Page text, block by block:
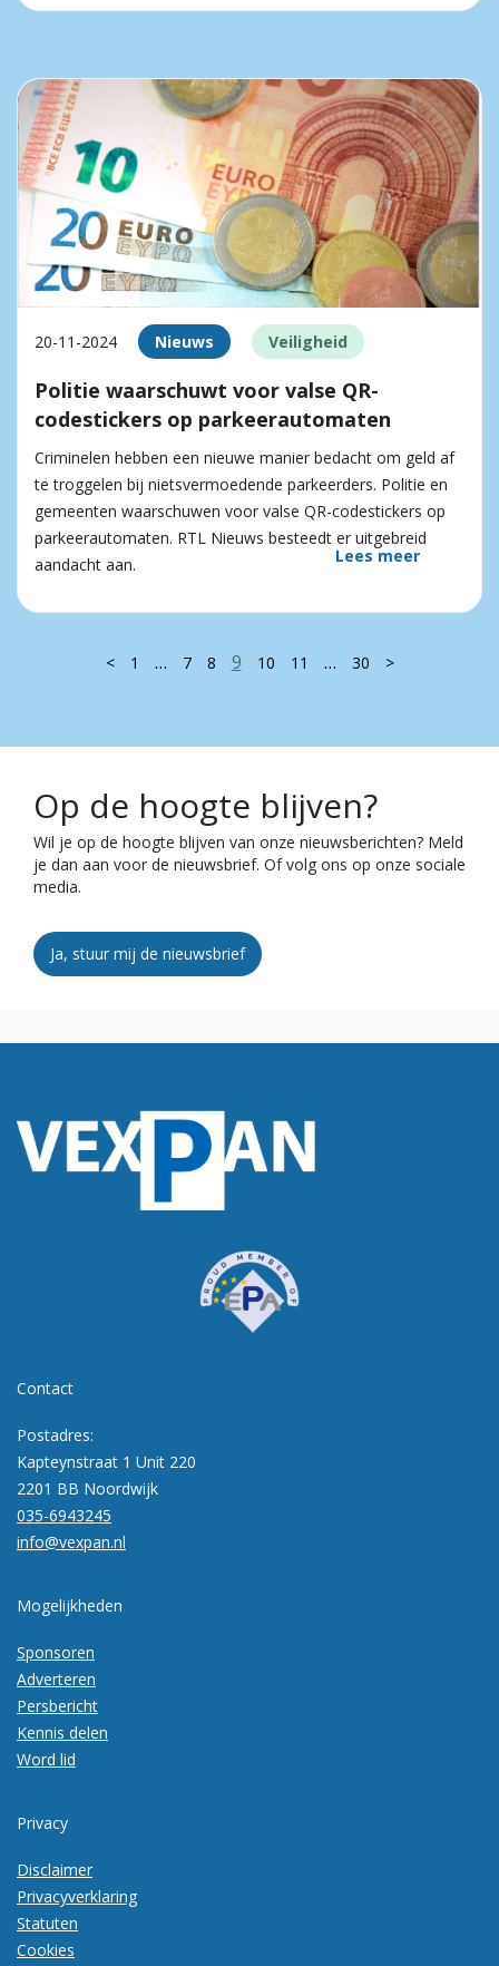
20-11-2024 Nieuws Veiligheid
Politie waarschuwt voor valse QR-
codestickers op parkeerautomaten
Criminelen hebben een nieuwe manier bedacht om geld af
te troggelen bij nietsvermoedende parkeerders. Politie en
gemeenten waarschuwen voor valse QR-codestickers op
parkeerautomaten. RTL Nieuws besteedt er uitgebreid
aandacht aan.
Lees meer
< 1 … 7 8 9 10 11 … 30 >
Op de hoogte blijven?
Wil je op de hoogte blijven van onze nieuwsberichten? Meld
je dan aan voor de nieuwsbrief. Of volg ons op onze sociale
media.
Ja, stuur mij de nieuwsbrief
Contact
Postadres:
Kapteynstraat 1 Unit 220
2201 BB Noordwijk
035-6943245
info@vexpan.nl
Mogelijkheden
Sponsoren
Adverteren
Persbericht
Kennis delen
Word lid
Privacy
Disclaimer
Privacyverklaring
Statuten
Cookies